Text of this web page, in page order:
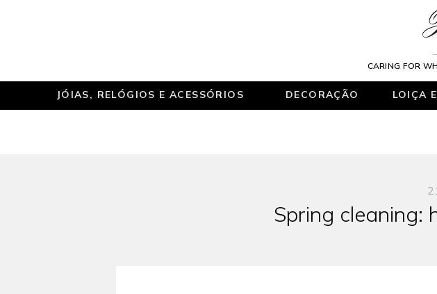
CARING FOR
JÓIAS, RELÓGIOS E ACESSÓRIOS DECORAÇÃO LOIÇA
Spring cleaning: